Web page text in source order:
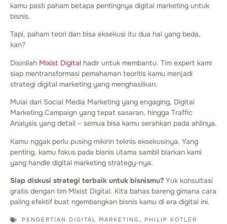
kamu pasti paham betapa pentingnya digital marketing untuk
bisnis.
Tapi, paham teori dan bisa eksekusi itu dua hal yang beda,
kan?
Disinilah Mixist Digital hadir untuk membantu. Tim expert kami
siap mentransformasi pemahaman teoritis kamu menjadi
strategi digital marketing yang menghasilkan.
Mulai dari Social Media Marketing yang engaging, Digital
Marketing Campaign yang tepat sasaran, hingga Traffic
Analysis yang detail – semua bisa kamu serahkan pada ahlinya.
Kamu nggak perlu pusing mikirin teknis eksekusinya. Yang
penting, kamu fokus pada bisnis utama sambil biarkan kami
yang handle digital marketing strategy-nya.
Siap diskusi strategi terbaik untuk bisnismu? Yuk konsultasi
gratis dengan tim Mixist Digital. Kita bahas bareng gimana cara
paling efektif buat ngembangkan bisnis kamu di era digital ini.
PENGERTIAN DIGITAL MARKETING , PHILIP KOTLER